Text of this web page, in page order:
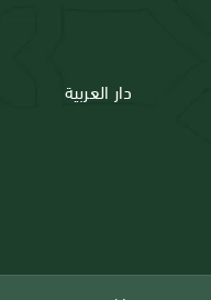
دار العربية